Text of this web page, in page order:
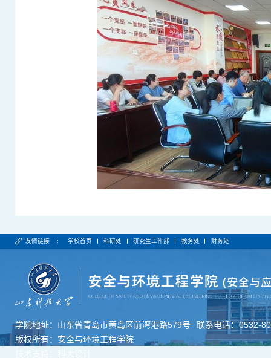
友情链接 : 学校首页 科研处 研究生工作部 教务处 财务处
学院地址：山东省青岛市黄岛区前湾港路579号
联系电话：0532-
版权所有：安全与环境工程学院